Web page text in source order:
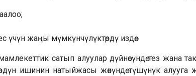
жаңы мүмкүнчүлүктөрдү издөө.
сатып алуулар дүйнөсүндө тез жана
ишинин натыйжасы жөнүндө түшүнүк алууга